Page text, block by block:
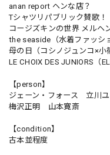
anan report ヘンな店？
Tシャツリパブリック賛歌！
コージズキンの世界 メルヘ
the seaside（水着ファッシ
母の日（コシノジュンコ×小
LE CHOIX DES JUNIORS（
【person】
ジェーン・フォース 立
梅沢正明 山本寛斎
【condition】
古本並程度